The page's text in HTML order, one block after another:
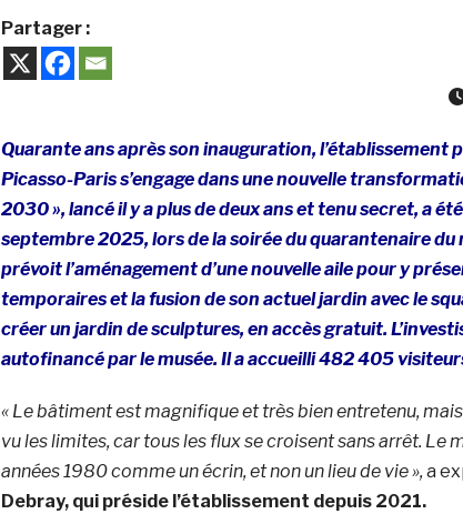
Partager :
Quarante ans après son inauguration, l’établissement
Picasso-Paris s’engage dans une nouvelle
2030 », lancé il y a plus de deux ans et tenu secret, a
septembre 2025, lors de la soirée du quarantenaire du
prévoit l’aménagement d’une nouvelle aile pour y
temporaires et la fusion de son actuel jardin avec le
créer un jardin de sculptures, en accès gratuit.
autofinancé par le musée. Il a accueilli 482 405
« Le bâtiment est magnifique et très bien entretenu, mais
vu les limites, car tous les flux se croisent sans arrêt. Le
années 1980 comme un écrin, et non un lieu de vie »,a
Debray, qui préside l’établissement depuis 2021.